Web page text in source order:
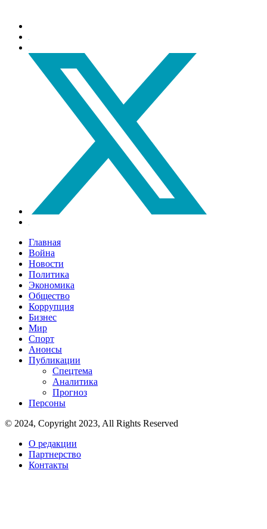
Главная
Война
Новости
Политика
Экономика
Общество
Коррупция
Бизнес
Мир
Спорт
Анонсы
Публикации
Спецтема
Аналитика
Прогноз
Персоны
© 2024, Copyright 2023, All Rights Reserved
О редакции
Партнерство
Контакты